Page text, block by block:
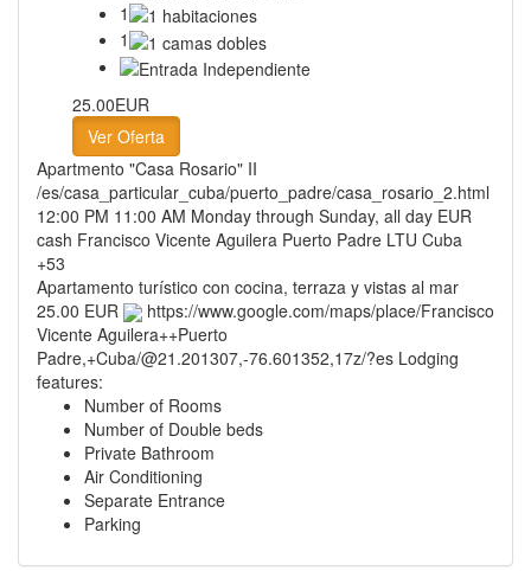
1
1
25.00EUR
Ver Oferta
Apartmento "Casa Rosario" II
/es/casa_particular_cuba/puerto_padre/casa_rosario_2.html
12:00 PM 11:00 AM Monday through Sunday, all day EUR
cash Francisco Vicente Aguilera Puerto Padre LTU Cuba
+53
Apartamento turístico con cocina, terraza y vistas al mar
25.00 EUR
https://www.google.com/maps/place/Francisco
Vicente Aguilera++Puerto
Padre,+Cuba/@21.201307,-76.601352,17z/?es Lodging
features:
Number of Rooms
Number of Double beds
Private Bathroom
Air Conditioning
Separate Entrance
Parking